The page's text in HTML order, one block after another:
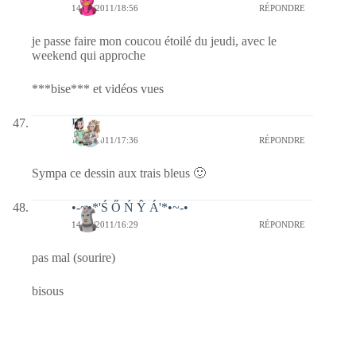
14/04/2011/18:56 RÉPONDRE
je passe faire mon coucou étoilé du jeudi, avec le
weekend qui approche
***bise*** et vidéos vues
Floria
14/04/2011/17:36 RÉPONDRE
Sympa ce dessin aux trais bleus 🙂
•-~•*'Ś Ő Ń Ŷ Á'*•~-•
14/04/2011/16:29 RÉPONDRE
pas mal (sourire)
bisous